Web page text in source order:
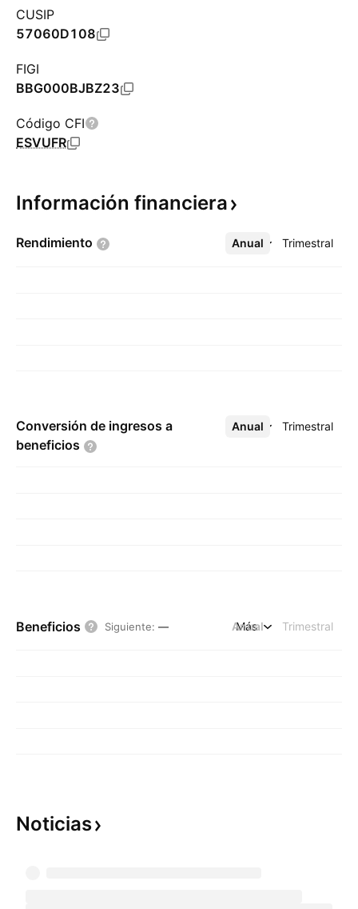
CUSIP
57060D108
FIGI
BBG000BJBZ23
Código CFI
ESVUFR
Información financiera
Rendimiento Anual Trimestral
Más
Conversión de ingresos a
beneficios
Anual Trimestral
Más
Beneficios Siguiente: — Anual Trimestral
Más
Noticias